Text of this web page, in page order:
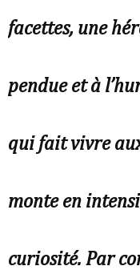
facettes, une
pendue et à
qui fait vivre
monte en
curiosité. Par